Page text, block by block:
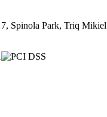
Spinola Park, Triq Mikiel